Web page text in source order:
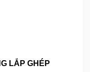
LẮP GHÉP